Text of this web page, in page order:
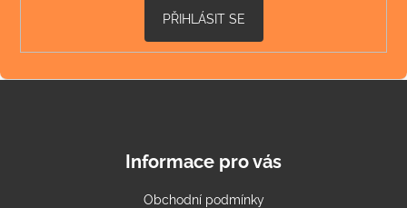
PŘIHLÁSIT SE
Informace pro vás
Obchodní podmínky